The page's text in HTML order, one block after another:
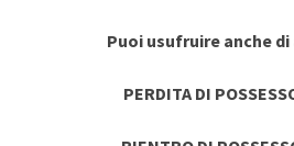
Puoi usufruire anche
PERDITA DI